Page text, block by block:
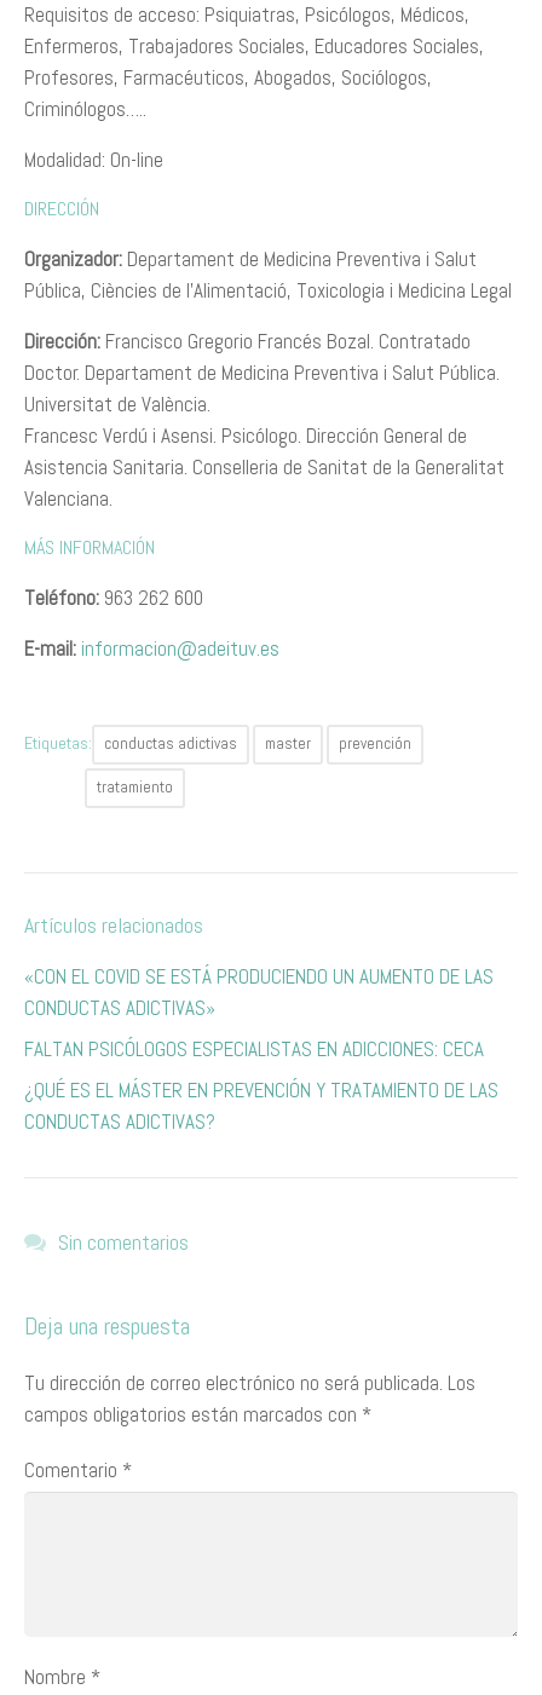
Requisitos de acceso: Psiquiatras, Psicólogos, Médicos,
Enfermeros, Trabajadores Sociales, Educadores Sociales,
Profesores, Farmacéuticos, Abogados, Sociólogos,
Criminólogos…..
Modalidad: On-line
DIRECCIÓN
Organizador: Departament de Medicina Preventiva i Salut
Pública, Ciències de l’Alimentació, Toxicologia i Medicina Legal
Dirección: Francisco Gregorio Francés Bozal. Contratado
Doctor. Departament de Medicina Preventiva i Salut Pública.
Universitat de València.
Francesc Verdú i Asensi. Psicólogo. Dirección General de
Asistencia Sanitaria. Conselleria de Sanitat de la Generalitat
Valenciana.
MÁS INFORMACIÓN
Teléfono: 963 262 600
E-mail: informacion@adeituv.es
Etiquetas: conductas adictivas master prevención
tratamiento
Artículos relacionados
«CON EL COVID SE ESTÁ PRODUCIENDO UN AUMENTO DE LAS
CONDUCTAS ADICTIVAS»
F​ALTAN PSICÓLOGOS ESPECIALISTAS EN ADICCIONES​: CECA
¿QUÉ ES EL MÁSTER EN PREVENCIÓN Y TRATAMIENTO DE LAS
CONDUCTAS ADICTIVAS?
Sin comentarios
Deja una respuesta
Tu dirección de correo electrónico no será publicada. Los
campos obligatorios están marcados con *
Comentario *
Nombre *